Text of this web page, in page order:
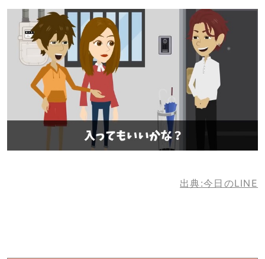
出典:今日のLINE